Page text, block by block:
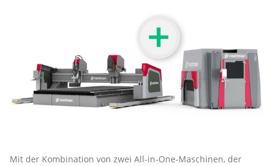
Mit der Kombination von zwei All-in-One-Maschinen, der